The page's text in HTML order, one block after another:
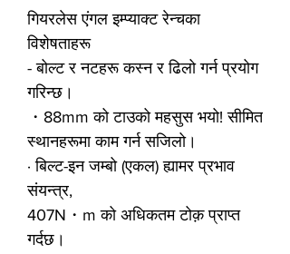
गियरलेस एंगल इम्प्याक्ट रेन्चका
विशेषताहरू
- बोल्ट र नटहरू कस्न र ढिलो गर्न प्रयोग
गरिन्छ।
・88mm को टाउको महसुस भयो! सीमित
स्थानहरूमा काम गर्न सजिलो।
· बिल्ट-इन जम्बो (एकल) ह्यामर प्रभाव
संयन्त्र,
407N・m को अधिकतम टोक़ प्राप्त
गर्दछ।